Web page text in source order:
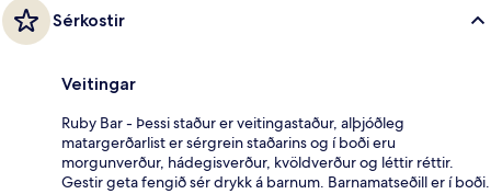
Sérkostir
Veitingar
Ruby Bar - Þessi staður er veitingastaður, alþjóðleg
matargerðarlist er sérgrein staðarins og í boði eru
morgunverður, hádegisverður, kvöldverður og léttir réttir.
Gestir geta fengið sér drykk á barnum. Barnamatseðill er í boði.